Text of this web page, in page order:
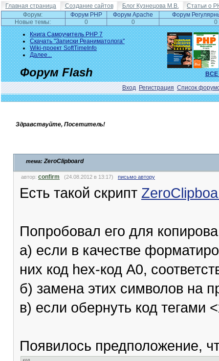
Главная страница Создание сайтов Блог Кузнецова М.В.
Статьи о
Форум:
Форум PHP Форум Apache
Форум
Новые темы:
0 0
0
Книга Самоучитель PHP 7
Скачать "Записки Реаниматолога"
Wiki-проект SoftTimeInfo
Далее...
ВСЕ
Форум Flash
Вход Регистрация Список
Здравствуйте, Посетитель!
тема: ZeroClipboard
автор: confirm (24.08.2012 в 13:17) письмо автору
Есть такой скрипт
Попробовал его для
а) если в качестве
них код hex-код A0,
б) замена этих символов на
в) если обернуть код тегами
Появилось предположение,